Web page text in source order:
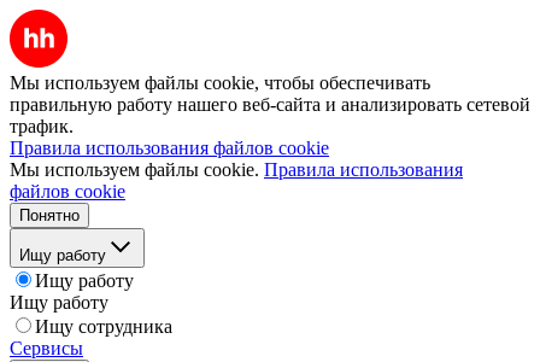
Мы используем файлы cookie, чтобы обеспечивать
правильную работу нашего веб-сайта и анализировать сетевой
трафик.
Правила использования файлов cookie
Мы используем файлы cookie. Правила использования
файлов cookie
Понятно
Ищу работу
Ищу работу
Ищу работу
Ищу сотрудника
Сервисы